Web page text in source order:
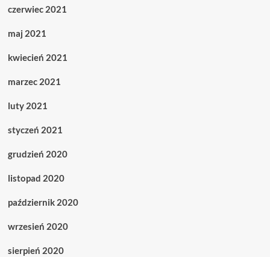
czerwiec 2021
maj 2021
kwiecień 2021
marzec 2021
luty 2021
styczeń 2021
grudzień 2020
listopad 2020
październik 2020
wrzesień 2020
sierpień 2020